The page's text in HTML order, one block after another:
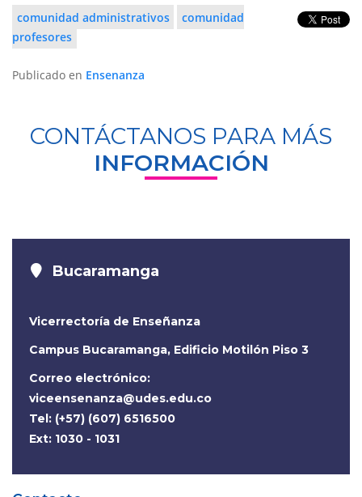
comunidad administrativos
comunidad
profesores
Publicado en Ensenanza
CONTÁCTANOS PARA MÁS
INFORMACIÓN
Bucaramanga
Vicerrectoría de Enseñanza
Campus Bucaramanga, Edificio Motilón Piso 3
Correo electrónico:
viceensenanza@udes.edu.co
Tel: (+57) (607) 6516500
Ext: 1030 - 1031